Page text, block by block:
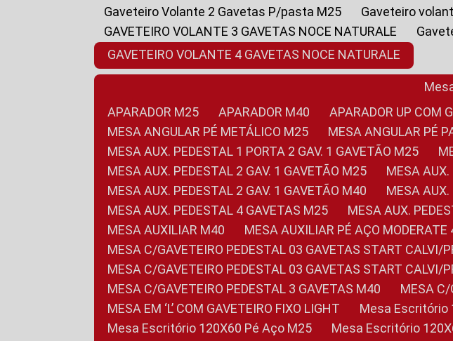
Gaveteiro Volante 2 Gavetas P/pasta M25
Gaveteiro
GAVETEIRO VOLANTE 3 GAVETAS NOCE NATURALE
GAVETEIRO VOLANTE 4 GAVETAS NOCE NATURALE
APARADOR M25
APARADOR M40 APARADOR UP COM
MESA ANGULAR PÉ METÁLICO M25
MESA ANGULAR PÉ
MESA AUX. PEDESTAL 1 PORTA 2 GAV. 1 GAVETÃO M25
MESA AUX. PEDESTAL 2 GAV. 1 GAVETÃO M25
MESA
MESA AUX. PEDESTAL 2 GAV. 1 GAVETÃO M40
MESA
MESA AUX. PEDESTAL 4 GAVETAS M25
MESA AUX.
MESA AUXILIAR M40
MESA AUXILIAR PÉ AÇO
MESA C/GAVETEIRO PEDESTAL 03 GAVETAS START CALVI/
MESA C/GAVETEIRO PEDESTAL 03 GAVETAS START CALVI/
MESA C/GAVETEIRO PEDESTAL 3 GAVETAS M40
MESA
MESA EM ‘L’ COM GAVETEIRO FIXO LIGHT
Mesa
Mesa Escritório 120X60 Pé Aço M25
Mesa Escritório